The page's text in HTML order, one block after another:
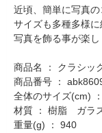
近頃、簡単に写真
サイズも多種多様
写真を飾る事が楽
商品名 ： クラシッ
商品番号 ：
全体のサイズ(cm)
材質 ： 樹脂 ガラ
重量(g) ： 940